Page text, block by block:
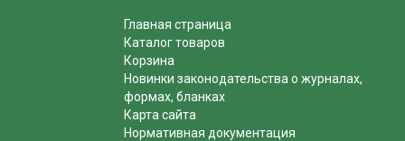
Главная страница
Каталог товаров
Корзина
Новинки законодательства о журналах,
формах, бланках
Карта сайта
Нормативная документация